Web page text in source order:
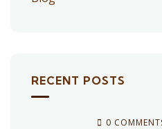
RECENT POSTS
0